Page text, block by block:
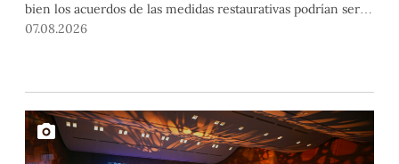
bien los acuerdos de las medidas restaurativas podrían ser
considerados por las instancias disciplinarias, este proceso
07.08.2026